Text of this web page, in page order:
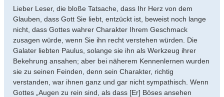
Lieber Leser, die bloße Tatsache, dass Ihr Herz von dem
Glauben, dass Gott Sie liebt, entzückt ist, beweist noch lange
nicht, dass Gottes wahrer Charakter Ihrem Geschmack
zusagen würde, wenn Sie ihn recht verstehen würden. Die
Galater liebten Paulus, solange sie ihn als Werkzeug ihrer
Bekehrung ansahen; aber bei näherem Kennenlernen wurden
sie zu seinen Feinden, denn sein Charakter, richtig
verstanden, war ihnen ganz und gar nicht sympathisch. Wenn
Gottes „Augen zu rein sind, als dass [Er] Böses ansehen